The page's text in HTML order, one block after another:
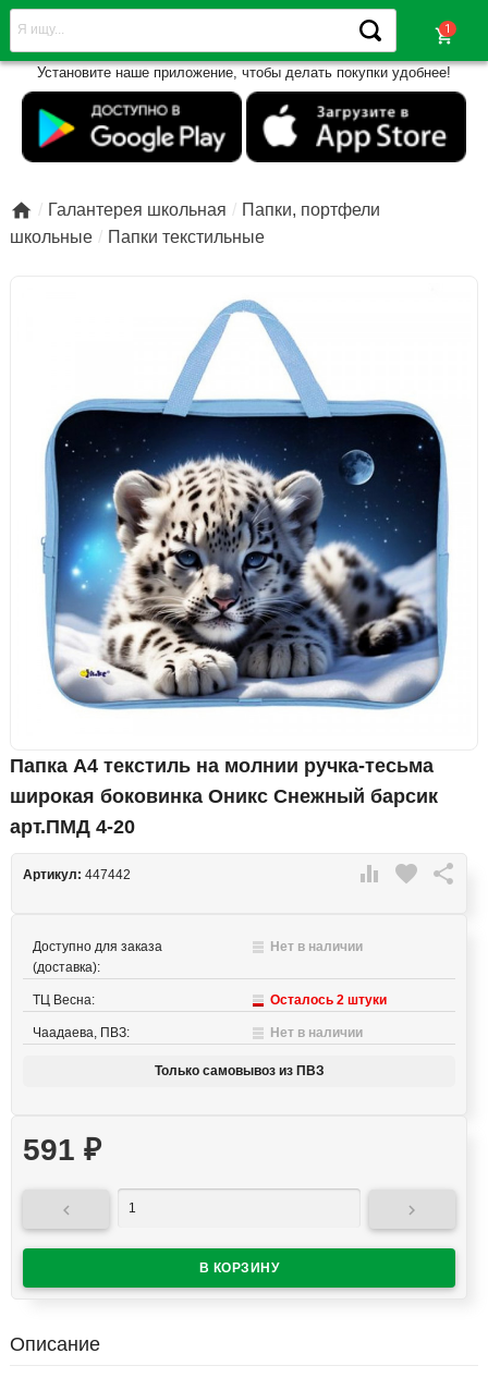
shopping_cart
Установите наше приложение, чтобы делать покупки удобнее!
 Галантерея школьная
Папки, портфели
школьные
Папки текстильные
Папка А4 текстиль на молнии ручка-тесьма
широкая боковинка Оникс Снежный барсик
арт.ПМД 4-20
 favorite 
Артикул: 447442
Доступно для заказа
(доставка):
Нет в наличии
ТЦ Весна: Осталось 2 штуки
Чаадаева, ПВЗ: Нет в наличии
Только самовывоз из ПВЗ
591 ₽
 
Описание